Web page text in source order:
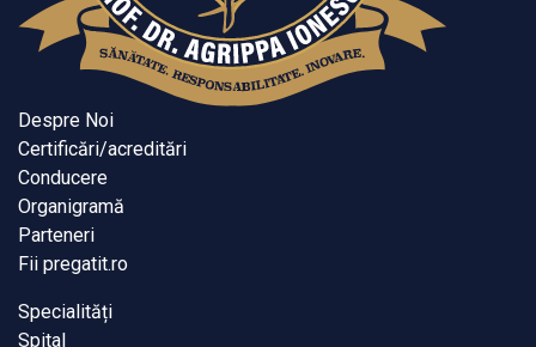
Despre Noi
Certificări/acreditări
Conducere
Organigramă
Parteneri
Fii pregatit.ro
Specialități
Spital